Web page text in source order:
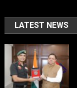
LATEST NEWS